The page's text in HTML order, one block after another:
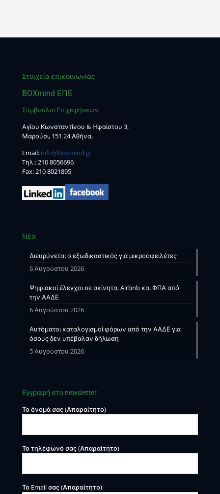
Στοιχεία επικοινωνίας
BOXmind ΕΠΕ
Σύμβουλοι Επιχειρήσεων
Αγίου Κωνσταντίνου & Ηφαίστου 3,
Μαρούσι, 151 24 Αθήνα,
Email: info@boxmind.gr
Tηλ.:210 8056696
Fax: 210 8021895
Νέα
Διευρύνεται ο εξωδικαστικός για μικροοφειλέτες
6 Αυγούστου 2026
Ψηφιακοί έλεγχοι σε ακίνητα, Airbnb και ΦΠΑ από
την ΑΑΔΕ
6 Αυγούστου 2026
Αυτόματοι καταλογισμοί φόρων από την ΑΑΔΕ για
όσους δεν υπέβαλαν δήλωση
5 Αυγούστου 2026
Εγγραφή στο newsletter
Το όνομά σας (Απαραίτητο)
Το τηλέφωνό σας (Απαραίτητο)
Το Email σας (Απαραίτητο)